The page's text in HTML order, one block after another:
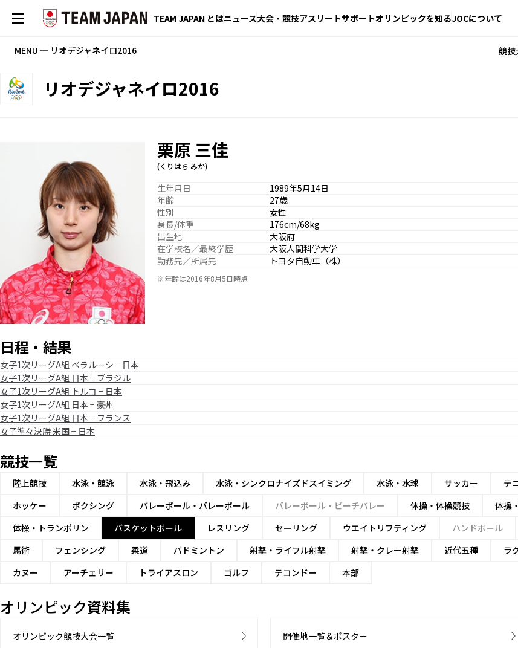
TEAM JAPAN とはニュース大会・競技アスリートサポートオリンピックを知るJOCについて
MENU ─ リオデジャネイロ2016 競技
リオデジャネイロ2016
栗原 三佳
(くりはら みか)
生年月日
1989年5月14日
年齢
27歳
性別
女性
身長/体重
176cm/68kg
出生地
大阪府
在学校名／最終学歴
大阪人間科学大学
勤務先／所属先
トヨタ自動車（株）
※年齢は2016年8月5日時点
日程・結果
女子1次リーグA組 ベラルーシ − 日本
女子1次リーグA組 日本 − ブラジル
女子1次リーグA組 トルコ − 日本
女子1次リーグA組 日本 − 豪州
女子1次リーグA組 日本 − フランス
女子準々決勝 米国 − 日本
競技一覧
陸上競技 水泳・競泳 水泳・飛込み 水泳・シンクロナイズドスイミング 水泳・水球 サッカー テ
ホッケー
ボクシング バレーボール・バレーボール バレーボール・ビーチバレー 体操・体操競技
体操
体操・トランポリン
バスケットボール レスリング セーリング ウエイトリフティング ハンドボール
馬術
フェンシング 柔道 バドミントン 射撃・ライフル射撃 射撃・クレー射撃 近代五種
ラ
カヌー
アーチェリー トライアスロン ゴルフ テコンドー 本部
オリンピック資料集
オリンピック競技大会一覧 開催地一覧＆ポスター